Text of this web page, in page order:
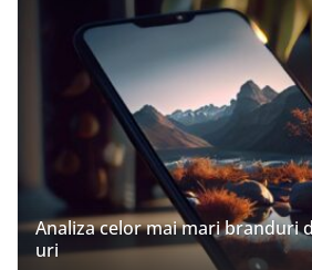
Analiza celor mai mari branduri
uri